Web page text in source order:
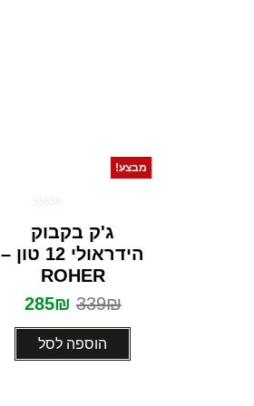
מבצע!
ג'ק בקבוק
הידראולי 12 טון –
ROHER
339₪
285₪
הוספה לסל
0
מתוך
5